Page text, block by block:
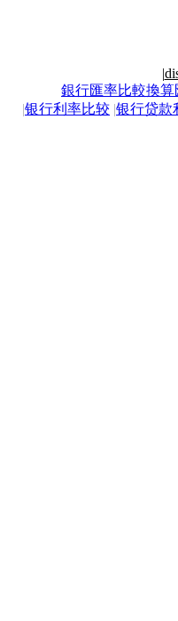
|
銀行匯率比較換算
|银行利率比较 |银行贷款